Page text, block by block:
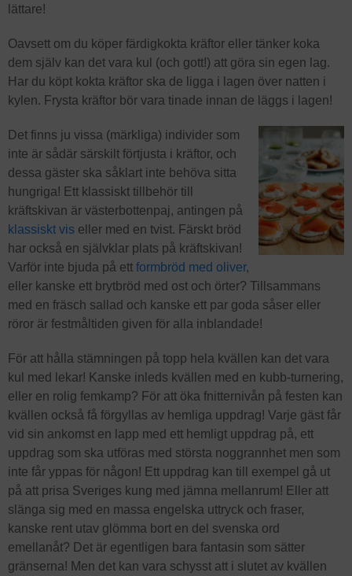
lättare!
Oavsett om du köper färdigkokta kräftor eller tänker koka
dem själv kan det vara kul (och gott!) att göra sin egen lag.
Har du köpt kokta kräftor ska de ligga i lagen över natten i
kylen. Frysta kräftor bör vara tinade innan de läggs i lagen!
Det finns ju vissa (märkliga) individer som
inte är sådär särskilt förtjusta i kräftor, och
dessa gäster ska såklart inte behöva sitta
hungriga! Ett klassiskt tillbehör till
kräftskivan är västerbottenpaj, antingen på
klassiskt vis eller med en tvist. Färskt bröd
har också en självklar plats på kräftskivan!
Varför inte bjuda på ett formbröd med oliver,
eller kanske ett brytbröd med ost och örter? Tillsammans
med en fräsch sallad och kanske ett par goda såser eller
röror är festmåltiden given för alla inblandade!
För att hålla stämningen på topp hela kvällen kan det vara
kul med lekar! Kanske inleds kvällen med en kubb-turnering,
eller en rolig femkamp? För att öka fnitternivån på festen kan
kvällen också få förgyllas av hemliga uppdrag! Varje gäst får
vid sin ankomst en lapp med ett hemligt uppdrag på, ett
uppdrag som ska utföras med största noggrannhet men som
inte får yppas för någon! Ett uppdrag kan till exempel gå ut
på att prisa Sveriges kung med jämna mellanrum! Eller att
slänga sig med en massa engelska uttryck och fraser,
kanske rent utav glömma bort en del svenska ord
emellanåt? Det är egentligen bara fantasin som sätter
gränserna! Men det kan vara schysst att i slutet av kvällen